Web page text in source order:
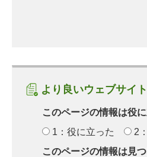
より良いウェブサイ
このページの情報は役
1：役に立った
2
このページの情報は見